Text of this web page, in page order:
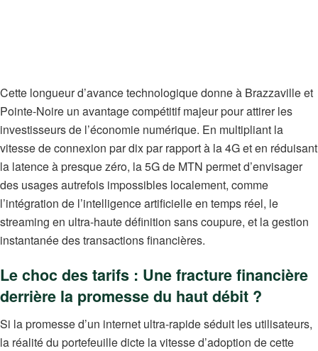
Cette longueur d’avance technologique donne à Brazzaville et
Pointe-Noire un avantage compétitif majeur pour attirer les
investisseurs de l’économie numérique. En multipliant la
vitesse de connexion par dix par rapport à la 4G et en réduisant
la latence à presque zéro, la 5G de MTN permet d’envisager
des usages autrefois impossibles localement, comme
l’intégration de l’intelligence artificielle en temps réel, le
streaming en ultra-haute définition sans coupure, et la gestion
instantanée des transactions financières.
Le choc des tarifs : Une fracture financière
derrière la promesse du haut débit ?
Si la promesse d’un internet ultra-rapide séduit les utilisateurs,
la réalité du portefeuille dicte la vitesse d’adoption de cette